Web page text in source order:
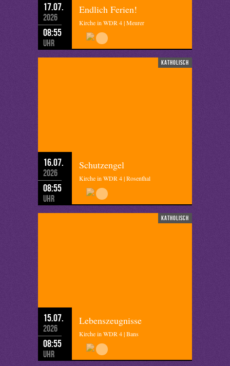
17.07.
2026
08:55
Uhr
Endlich Ferien!
Kirche in WDR 4 | Meurer
katholisch
16.07.
2026
08:55
Uhr
Schutzengel
Kirche in WDR 4 | Rosenthal
katholisch
15.07.
2026
08:55
Uhr
Lebenszeugnisse
Kirche in WDR 4 | Bans